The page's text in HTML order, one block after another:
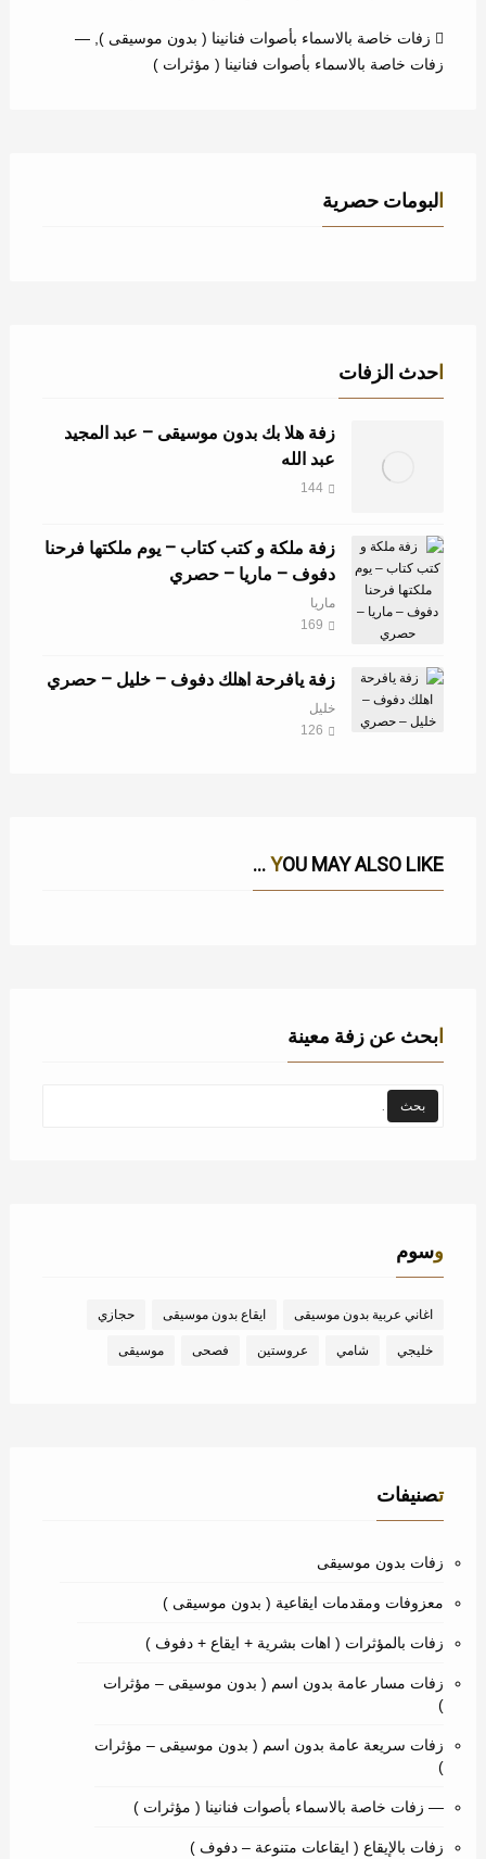
زفات خاصة بالاسماء بأصوات فنانينا ( بدون موسيقى ),
—
زفات خاصة بالاسماء بأصوات فنانينا ( مؤثرات )
البومات حصرية
احدث الزفات
زفة هلا بك بدون موسيقى – عبد المجيد
عبد الله
144
زفة ملكة و كتب كتاب – يوم ملكتها فرحنا
دفوف – ماريا – حصري
ماريا
169
زفة يافرحة اهلك دفوف – خليل – حصري
خليل
126
YOU MAY ALSO LIKE ...
ابحث عن زفة معينة
وسوم
اغاني عربية بدون موسيقى ايقاع بدون موسيقى حجازي
خليجي شامي عروستين فصحى موسيقى
تصنيفات
زفات بدون موسيقى
معزوفات ومقدمات ايقاعية ( بدون موسيقى )
زفات بالمؤثرات ( اهات بشرية + ايقاع + دفوف )
زفات مسار عامة بدون اسم ( بدون موسيقى – مؤثرات
)
زفات سريعة عامة بدون اسم ( بدون موسيقى – مؤثرات
)
— زفات خاصة بالاسماء بأصوات فنانينا ( مؤثرات )
زفات بالإيقاع ( ايقاعات متنوعة – دفوف )